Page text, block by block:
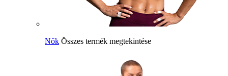
Nők Összes termék megtekintése